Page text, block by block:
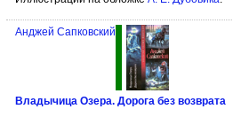
Анджей Сапковский
Владычица Озера. Дорога без возврата